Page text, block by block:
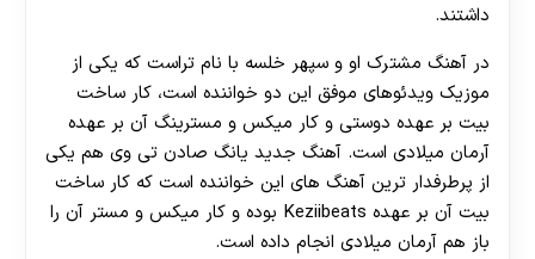
داشتند.
در آهنگ مشترک او و سپهر خلسه با نام تراست که یکی از
موزیک ویدئوهای موفق این دو خواننده است، کار ساخت
بیت بر عهده دوستی و کار میکس و مسترینگ آن بر عهده
آرمان میلادی است. آهنگ جدید یانگ صادن تی وی هم یکی
از پرطرفدار ترین آهنگ های این خواننده است که کار ساخت
بیت آن بر عهده Keziibeats بوده و کار میکس و مستر آن را
باز هم آرمان میلادی انجام داده است.